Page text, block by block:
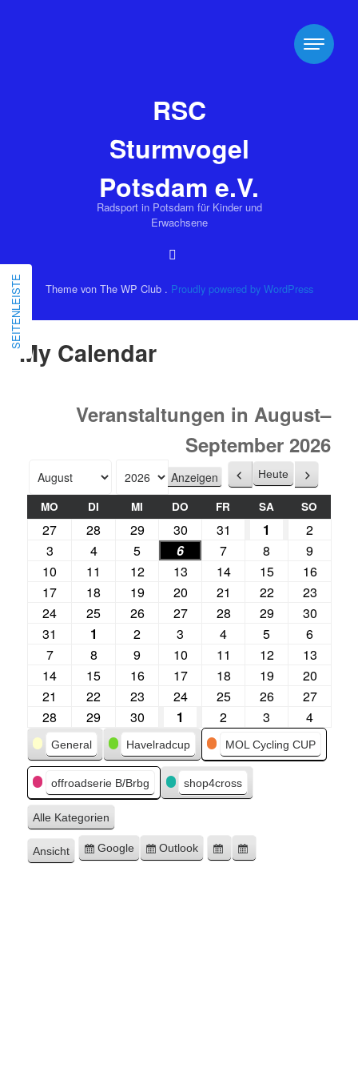
My Calendar
Veranstaltungen in August–
September 2026
Monat
Jahr Zurück
Heute Weiter
MO DI MI DO FR SA SO
27 28 29 30 31 1
2
3
4 5 6 7 8
9
10
11 12 13 14 15
16
17
18 19 20 21 22
23
24
25 26 27 28 29
30
31
1 2 3 4 5
6
7
8 9 10 11 12
13
14
15 16 17 18 19
20
21
22 23 24 25 26
27
28
29 30 1 2 3 4
Kategorien
General Havelradcup MOL Cycling CUP
offroadserie B/Brbg shop4cross
Alle Kategorien
Ansicht ausdrucken
Eintragen
Google
Eintragen
Outlook
Google-
SEITENLEISTE
RSC
Sturmvogel
Potsdam e.V.
Radsport in Potsdam für Kinder und
Erwachsene
Theme von The WP Club . Proudly powered by WordPress